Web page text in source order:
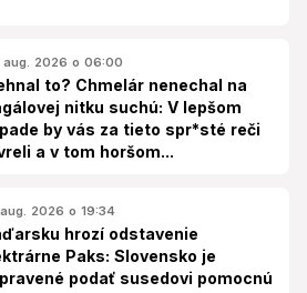
2026 o 06:00
to? Chmelár nenechal na
nitku suchú: V lepšom
by vás za tieto spr*sté reči
a v tom horšom...
2026 o 19:34
hrozí odstavenie
Paks: Slovensko je
podať susedovi pomocnú